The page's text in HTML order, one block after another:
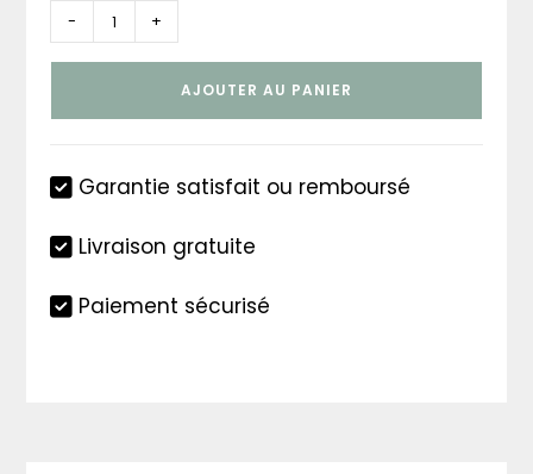
quantité
de
- +
AJOUTER AU PANIER
Garantie satisfait ou remboursé
Livraison gratuite
Paiement sécurisé